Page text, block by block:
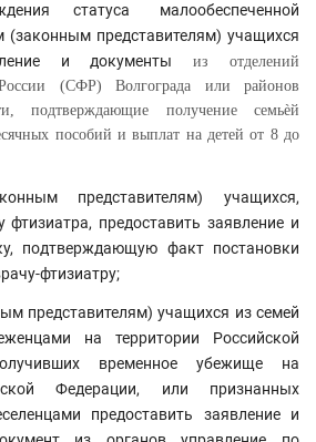
статуса
малообеспеченной
(законным представителям) учащихся
и документы из отделений
(СФР) Волгограда или районов
подтверждающие получение семьѐй
пособий и выплат на детей от 8 до
представителям) учащихся,
фтизиатра, предоставить заявление и
подтверждающую факт постановки
фтизиатру;
представителям) учащихся из семей
на территории Российской
временное убежище на
Федерации, или признанных
предоставить заявление и